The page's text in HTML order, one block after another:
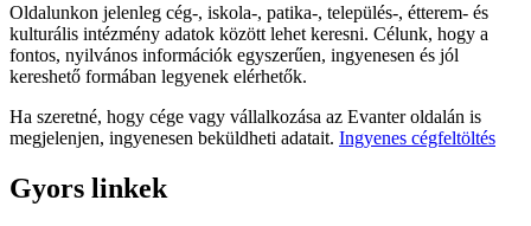
Oldalunkon jelenleg cég-, iskola-, patika-, település-, étterem- és
kulturális intézmény adatok között lehet keresni. Célunk, hogy a
fontos, nyilvános információk egyszerűen, ingyenesen és jól
kereshető formában legyenek elérhetők.
Ha szeretné, hogy cége vagy vállalkozása az Evanter oldalán is
megjelenjen, ingyenesen beküldheti adatait. Ingyenes cégfeltöltés
Gyors linkek